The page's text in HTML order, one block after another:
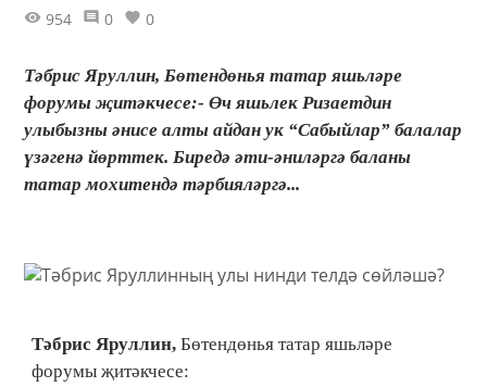
954 0 0
Тәбрис Яруллин, Бөтендөнья татар яшьләре
форумы җитәкчесе:- Өч яшьлек Ризаетдин
улыбызны әнисе алты айдан ук “Сабыйлар” балалар
үзәгенә йөрттек. Биредә әти-әниләргә баланы
татар мохитендә тәрбияләргә...
Тәбрис Яруллин, Бөтендөнья татар яшьләре
форумы җитәкчесе: